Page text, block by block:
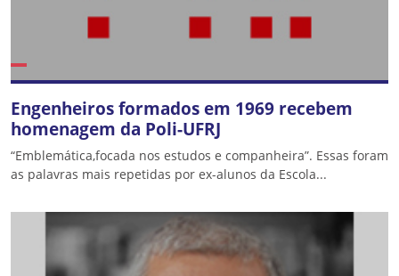
Engenheiros formados em 1969 recebem
homenagem da Poli-UFRJ
“Emblemática,focada nos estudos e companheira”. Essas foram
as palavras mais repetidas por ex-alunos da Escola...